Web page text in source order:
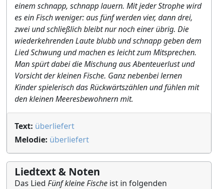
einem schnapp, schnapp lauern. Mit jeder Strophe wird
es ein Fisch weniger: aus fünf werden vier, dann drei,
zwei und schließlich bleibt nur noch einer übrig. Die
wiederkehrenden Laute blubb und schnapp geben dem
Lied Schwung und machen es leicht zum Mitsprechen.
Man spürt dabei die Mischung aus Abenteuerlust und
Vorsicht der kleinen Fische. Ganz nebenbei lernen
Kinder spielerisch das Rückwärtszählen und fühlen mit
den kleinen Meeresbewohnern mit.
Text: überliefert
Melodie: überliefert
Liedtext & Noten
Das Lied Fünf kleine Fische ist in folgenden